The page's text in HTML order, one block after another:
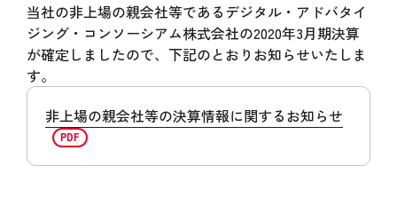
当社の非上場の親会社等であるデジタル・アドバタイ
ジング・コンソーシアム株式会社の2020年3月期決算
が確定しましたので、下記のとおりお知らせいたしま
す。
非上場の親会社等の決算情報に関するお知らせ